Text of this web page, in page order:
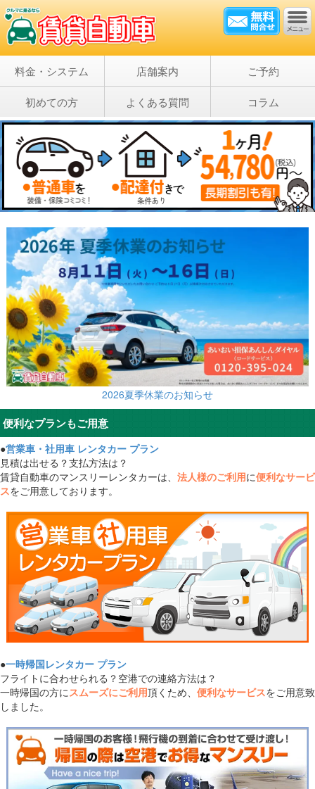
料金・システム 店舗案内 ご予約
初めての方 よくある質問 コラム
2026夏季休業のお知らせ
便利なプランもご用意
●営業車・社用車 レンタカー プラン
見積は出せる？支払方法は？
賃貸自動車のマンスリーレンタカーは、 法人様のご利用に便利なサービ
スをご用意しております。
●一時帰国レンタカー プラン
フライトに合わせられる？空港での連絡方法は？
一時帰国の方に スムーズにご利用頂くため、 便利なサービスをご用意致
しました。